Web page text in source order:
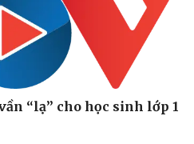
Tình yêu - Gia đình
“lạ” cho học sinh lớp 1